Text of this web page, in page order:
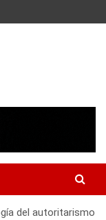
del autoritarismo